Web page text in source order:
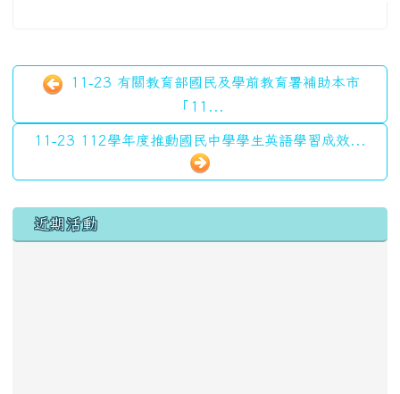
11-23 有關教育部國民及學前教育署補助本市
「11...
11-23 112學年度推動國民中學學生英語學習成效...
左邊區域內容
近期活動